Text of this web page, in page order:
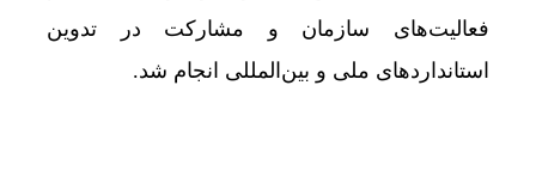
فعالیت‌های سازمان و مشارکت در تدوین
استانداردهای ملی و بین‌المللی انجام شد.